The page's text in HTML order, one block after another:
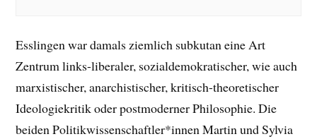
Esslingen war damals ziemlich subkutan eine Art
Zentrum links-liberaler, sozialdemokratischer, wie auch
marxistischer, anarchistischer, kritisch-theoretischer
Ideologiekritik oder postmoderner Philosophie. Die
beiden Politikwissenschaftler*innen Martin und Sylvia